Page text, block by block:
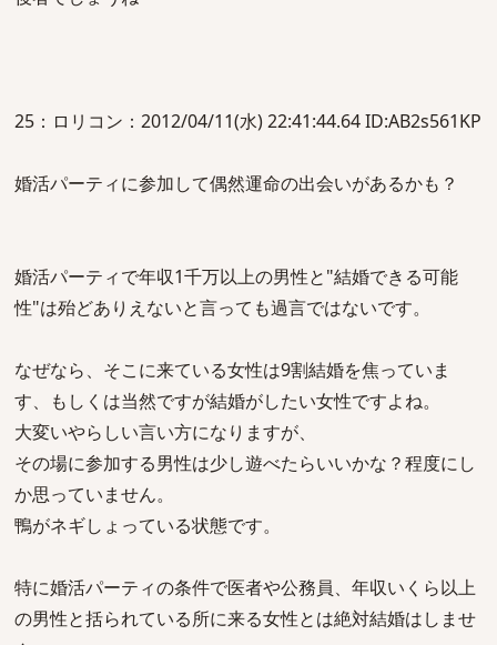
25：ロリコン：2012/04/11(水) 22:41:44.64 ID:AB2s561KP
婚活パーティに参加して偶然運命の出会いがあるかも？
婚活パーティで年収1千万以上の男性と"結婚できる可能
性"は殆どありえないと言っても過言ではないです。
なぜなら、そこに来ている女性は9割結婚を焦っていま
す、もしくは当然ですが結婚がしたい女性ですよね。
大変いやらしい言い方になりますが、
その場に参加する男性は少し遊べたらいいかな？程度にし
か思っていません。
鴨がネギしょっている状態です。
特に婚活パーティの条件で医者や公務員、年収いくら以上
の男性と括られている所に来る女性とは絶対結婚はしませ